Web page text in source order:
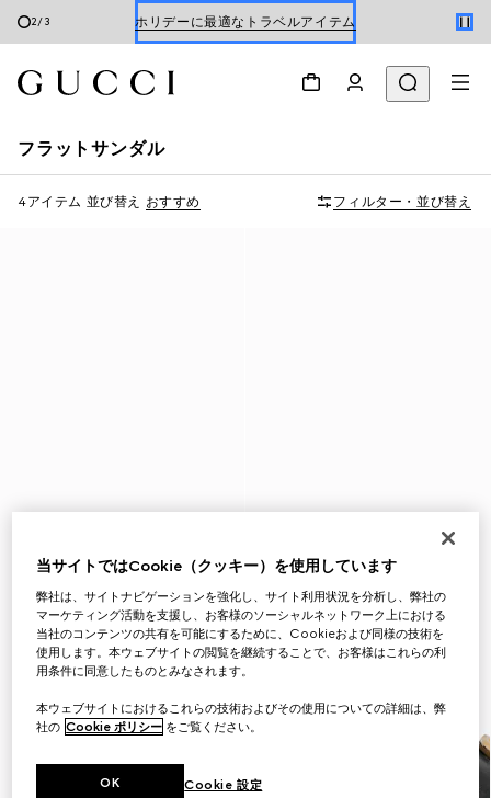
2/3 ホリデーに最適なトラベルアイテム
フラットサンダル
4アイテム 並び替え おすすめ フィルター・並び替え
当サイトではCookie（クッキー）を使用しています
弊社は、サイトナビゲーションを強化し、サイト利用状況を分析し、弊社の
マーケティング活動を支援し、お客様のソーシャルネットワーク上における
当社のコンテンツの共有を可能にするために、Cookieおよび同様の技術を
使用します。本ウェブサイトの閲覧を継続することで、お客様はこれらの利
用条件に同意したものとみなされます。
本ウェブサイトにおけるこれらの技術およびその使用についての詳細は、弊
社の Cookie ポリシー をご覧ください。
Cookie 設定
OK